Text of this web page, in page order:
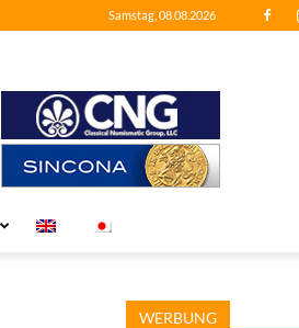
Samstag, 08.08.2026
WERBUNG